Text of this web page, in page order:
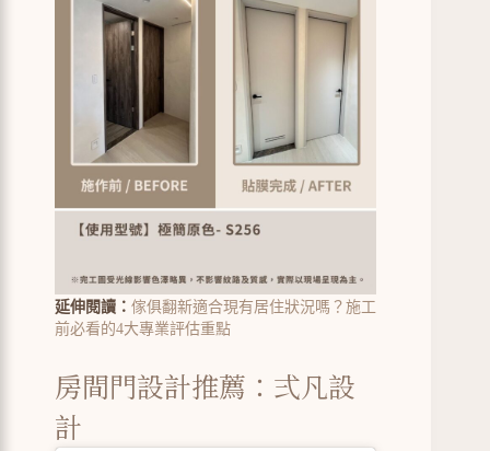
延伸閱讀： 傢俱翻新適合現有居住狀況嗎？施工
前必看的4大專業評估重點
房間門設計推薦：弍凡設
計